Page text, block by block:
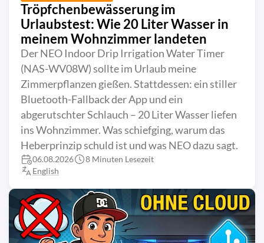
Tröpfchenbewässerung im
Urlaubstest: Wie 20 Liter Wasser in
meinem Wohnzimmer landeten
Der NEO Indoor Drip Irrigation Water Timer
(NAS-WV08W) sollte im Urlaub meine
Zimmerpflanzen gießen. Stattdessen: ein stiller
Bluetooth-Fallback der App und ein
abgerutschter Schlauch – 20 Liter Wasser liefen
ins Wohnzimmer. Was schiefging, warum das
Heberprinzip schuld ist und was NEO dazu sagt.
06.08.2026
8 Minuten Lesezeit
English